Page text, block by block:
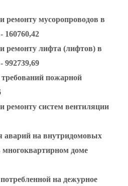
ремонту мусоропроводов в
160760,42
ремонту лифта (лифтов) в
992739,69
пожарной
ремонту систем вентиляции
аварий на внутридомовых
доме
на дежурное